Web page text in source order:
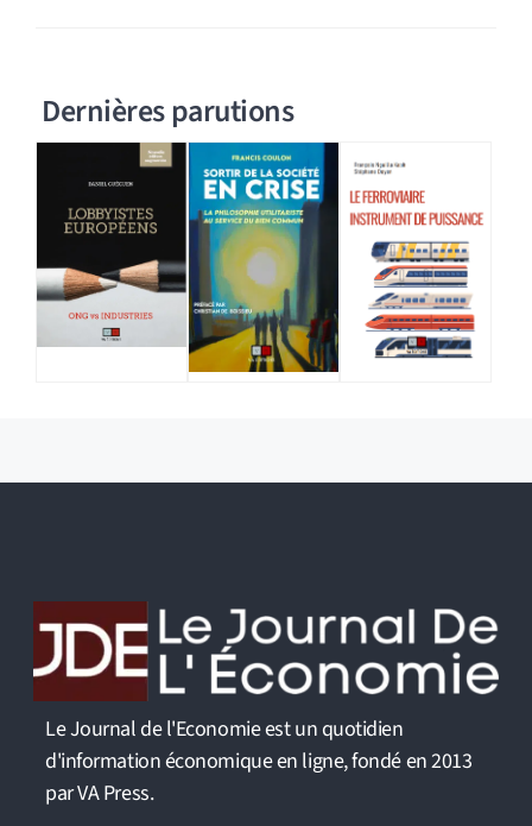
Dernières parutions
Le Journal de l'Economie est un quotidien
d'information économique en ligne, fondé en 2013
par VA Press.